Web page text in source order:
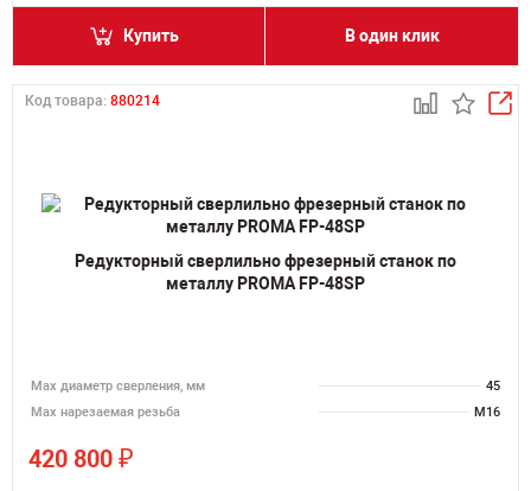
Купить В один клик
Код товара: 880214
Редукторный сверлильно фрезерный станок по
металлу PROMA FP-48SP
Мах диаметр сверления, мм
45
Мах нарезаемая резьба
M16
420 800 ₽